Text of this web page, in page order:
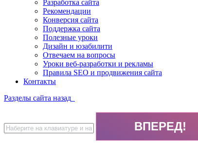
Разработка сайта
Рекомендации
Конверсия сайта
Поддержка сайта
Полезные уроки
Дизайн и юзабилити
Отвечаем на вопросы
Уроки веб-разработки и рекламы
Правила SEO и продвижения сайта
Контакты
Разделы сайта назад